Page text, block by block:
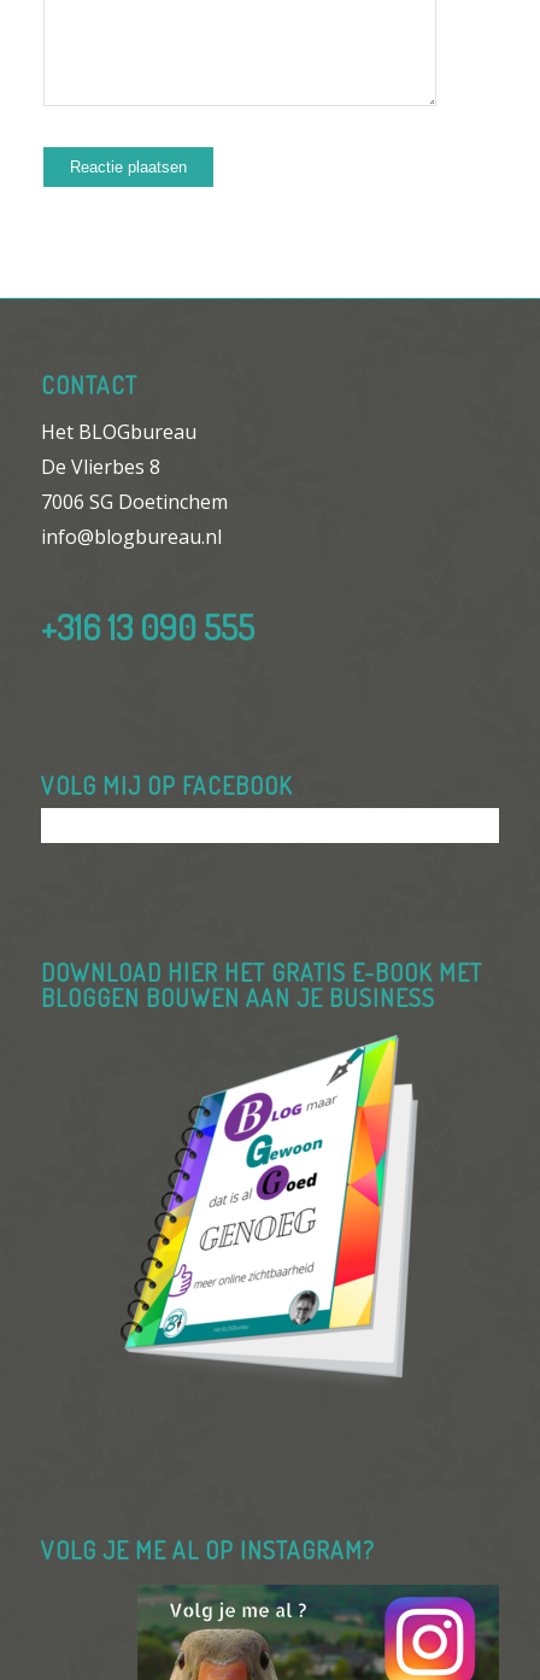
CONTACT
Het BLOGbureau
De Vlierbes 8
7006 SG Doetinchem
info@blogbureau.nl
+316 13 090 555
VOLG MIJ OP FACEBOOK
DOWNLOAD HIER HET GRATIS E-BOOK MET
BLOGGEN BOUWEN AAN JE BUSINESS
VOLG JE ME AL OP INSTAGRAM?